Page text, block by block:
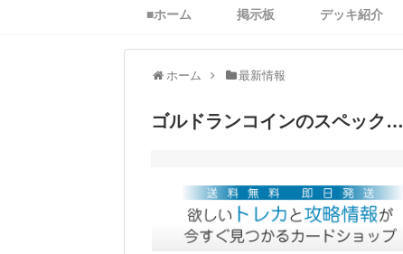
■ホーム 掲示板 デッキ紹介
ホーム 最新情報
ゴルドランコインのスペック…